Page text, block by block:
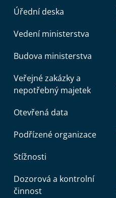
Úřední deska
Vedení ministerstva
Budova ministerstva
Veřejné zakázky a
nepotřebný majetek
Otevřená data
Podřízené organizace
Stížnosti
Dozorová a kontrolní
činnost